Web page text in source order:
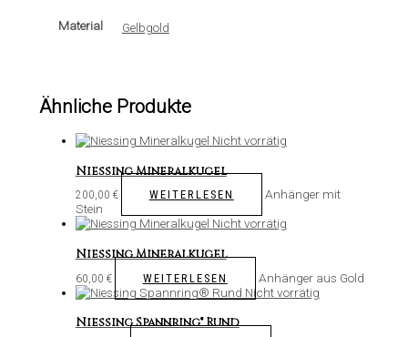
Material Gelbgold
Ähnliche Produkte
Nicht vorrätig
Niessing Mineralkugel
200,00 € WEITERLESEN
Anhänger mit
Stein
Nicht vorrätig
Niessing Mineralkugel
60,00 € WEITERLESEN
Anhänger aus Gold
Nicht vorrätig
Niessing Spannring® Rund